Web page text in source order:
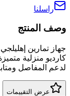
راسلنا
وصف المنتج
جهاز تمارين
كارديو منزلية
لدعم المفاصل
عرض التقييمات